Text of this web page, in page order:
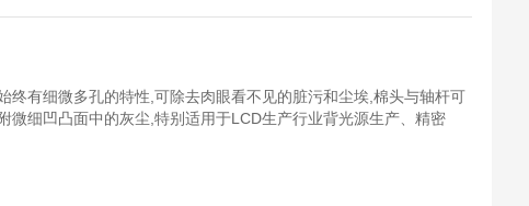
终有细微多孔的特性,可除去肉眼看不见的脏污和尘埃,棉头与轴杆可
微细凹凸面中的灰尘,特别适用于LCD生产行业背光源生产、精密